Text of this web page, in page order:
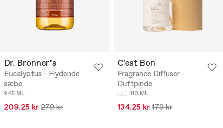
Dr. Bronner’s
Eucalyptus - Flydende
sæbe
945 ML
209.25 kr 279 kr
C'est Bon
Fragrance Diffuser -
Duftpinde
110 ML
134.25 kr 179 kr